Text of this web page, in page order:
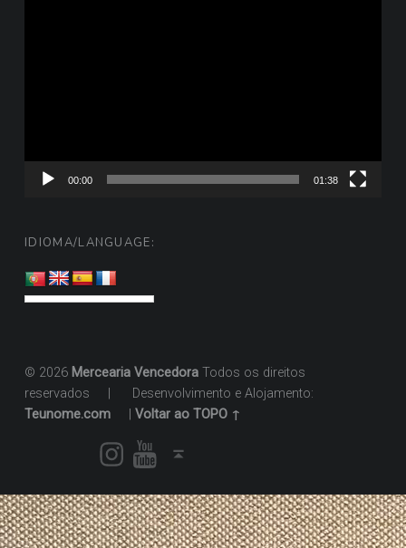
00:00 01:38
IDIOMA/LANGUAGE:
© 2026 Mercearia VencedoraTodos os direitos
reservados
Desenvolvimento e Alojamento:
Teunome.com
Voltar ao TOPO ↑
InstagramYoutube